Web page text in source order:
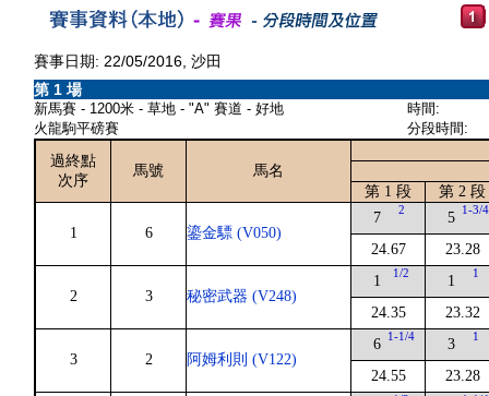
賽事日期: 22/05/2016, 沙田
第 1 場
新馬賽 - 1200米 - 草地 - "A" 賽道 - 好地
火龍駒平磅賽
時間:
分段時間:
過終點
次序
馬號
馬名
第 1 段
第 2 段
1 6 鎏金驃 (V050)
7 2
24.67
5 1-3/4
23.28
2 3 秘密武器 (V248)
1 1/2
24.35
1 1
23.32
3 2 阿姆利則 (V122)
6 1-1/4
24.55
3 1
23.28